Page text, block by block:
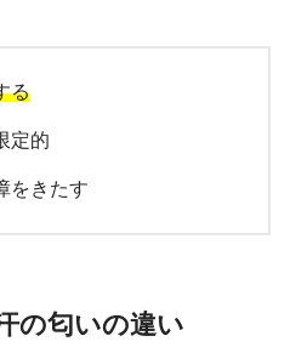
る
定的
をきたす
の匂いの違い